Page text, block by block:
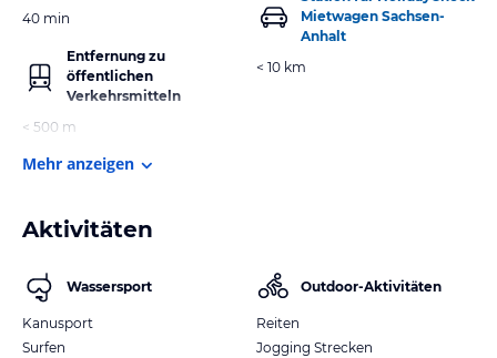
40 min
Entfernung zu
öffentlichen
Verkehrsmitteln
< 500 m
Mietwagen Sachsen-
Anhalt
< 10 km
Mehr anzeigen
Aktivitäten
Wassersport
Kanusport
Surfen
Outdoor-Aktivitäten
Reiten
Jogging Strecken